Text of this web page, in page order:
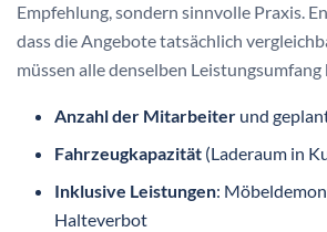
Empfehlung, sondern sinnvolle Praxis.
dass die Angebote tatsächlich
müssen alle denselben Leistungsumfang
Anzahl der Mitarbeiter und
Fahrzeugkapazität (Laderaum in
Inklusive Leistungen:
Halteverbot